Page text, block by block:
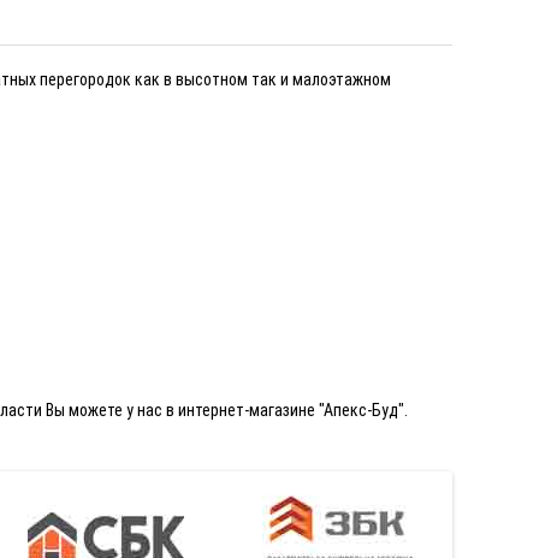
перегородок как в высотном так и малоэтажном
Вы можете у нас в интернет-магазине "Апекс-Буд".